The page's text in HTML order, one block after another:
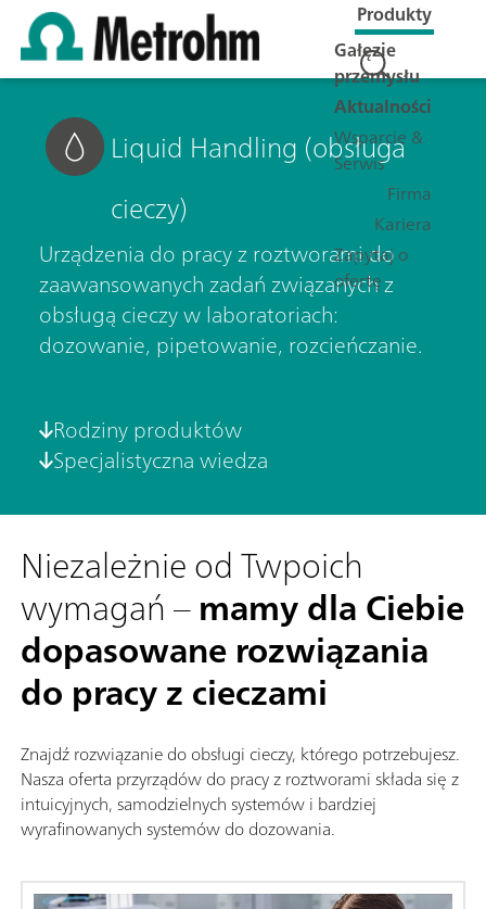
Produkty
Gałęzie
przemysłu
Aktualności
Wsparcie &
Serwis
Firma
Kariera
Zapytaj o
ofertę
Liquid Handling (obsługa
cieczy)
Urządzenia do pracy z roztworami do
zaawansowanych zadań związanych z
obsługą cieczy w laboratoriach:
dozowanie, pipetowanie, rozcieńczanie.
Rodziny produktów
Specjalistyczna wiedza
Niezależnie od Twpoich
wymagań –mamy dla Ciebie
dopasowane rozwiązania
do pracy z cieczami
Znajdź rozwiązanie do obsługi cieczy, którego potrzebujesz.
Nasza oferta przyrządów do pracy z roztworami składa się z
intuicyjnych, samodzielnych systemów i bardziej
wyrafinowanych systemów do dozowania.